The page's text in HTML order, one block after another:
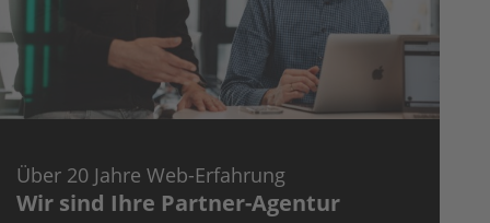
Über 20 Jahre Web-Erfahrung
Wir sind Ihre Partner-Agentur